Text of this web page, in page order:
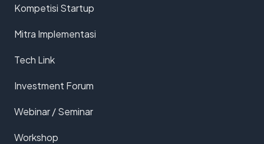
Kompetisi Startup
Mitra Implementasi
Tech Link
Investment Forum
Webinar / Seminar
Workshop